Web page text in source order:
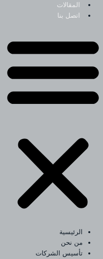
المقالات
اتصل بنا
الرئيسية
من نحن
تأسيس الشركات